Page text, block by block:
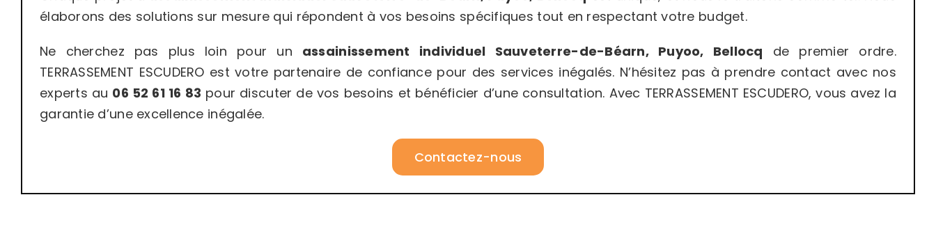
élaborons des solutions sur mesure qui répondent à vos besoins spécifiques tout en respectant votre budget.
Ne cherchez pas plus loin pour un assainissement individuel Sauveterre-de-Béarn, Puyoo, Bellocq de premier ordre.
TERRASSEMENT ESCUDERO est votre partenaire de confiance pour des services inégalés. N’hésitez pas à prendre contact avec nos
experts au 06 52 61 16 83 pour discuter de vos besoins et bénéficier d’une consultation. Avec TERRASSEMENT ESCUDERO, vous avez la
garantie d’une excellence inégalée.
Contactez-nous